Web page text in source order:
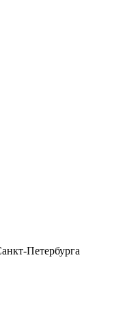
Петербурга